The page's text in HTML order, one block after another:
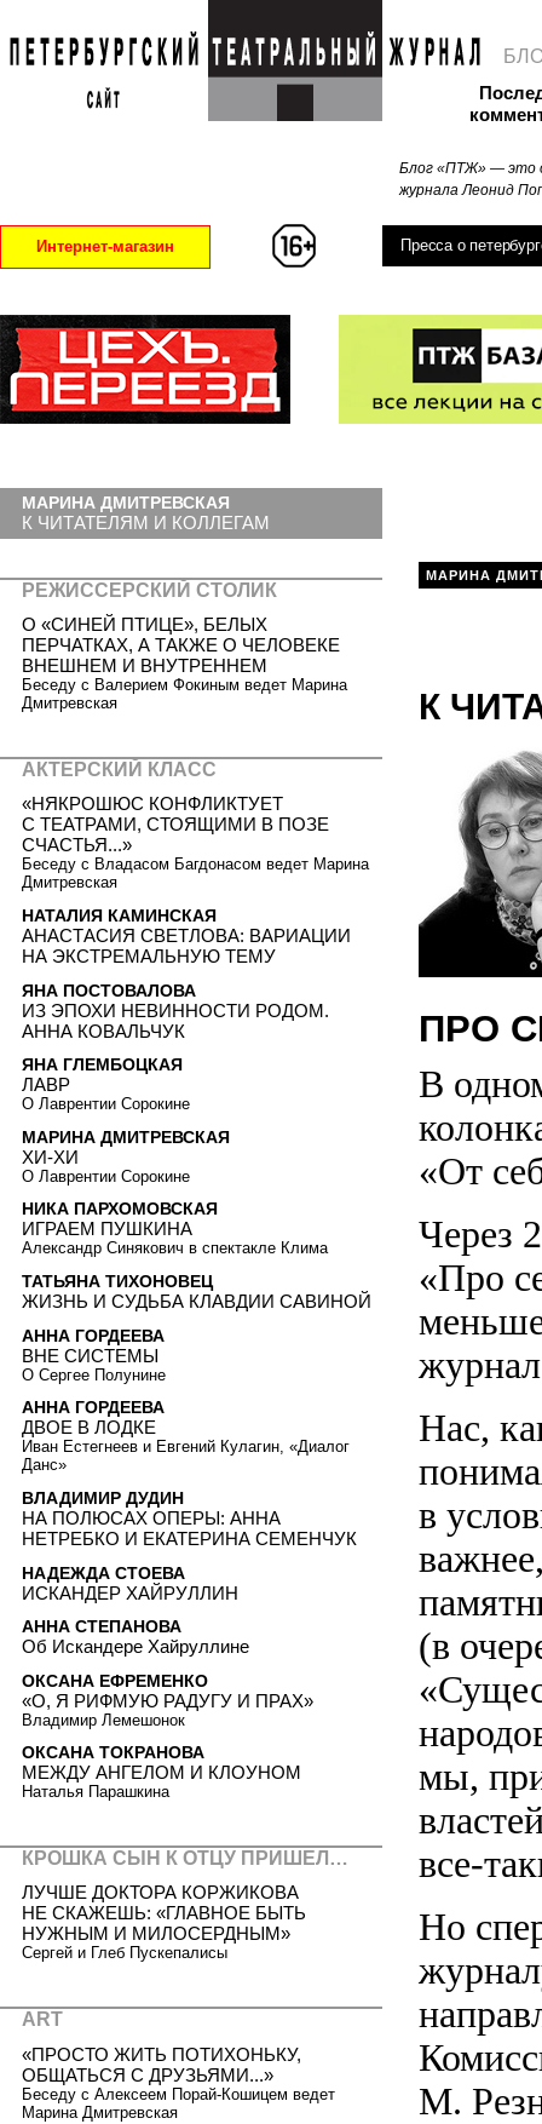
Блог «ПТЖ» — это
журнала Леонид
Интернет-магазин Пресса о
МАРИНА
К
ПРО
В
«От
Через
«Про
Нас,
в
(в
мы,
все-
Но
М.
МАРИНА ДМИТРЕВСКАЯ
К ЧИТАТЕЛЯМ И КОЛЛЕГАМ
РЕЖИССЕРСКИЙ СТОЛИК
О «СИНЕЙ ПТИЦЕ», БЕЛЫХ
ПЕРЧАТКАХ, А ТАКЖЕ О ЧЕЛОВЕКЕ
ВНЕШНЕМ И ВНУТРЕННЕМ
Беседу с Валерием Фокиным ведет Марина
Дмитревская
АКТЕРСКИЙ КЛАСС
«НЯКРОШЮС КОНФЛИКТУЕТ
С ТЕАТРАМИ, СТОЯЩИМИ В ПОЗЕ
СЧАСТЬЯ...»
Беседу с Владасом Багдонасом ведет Марина
Дмитревская
НАТАЛИЯ КАМИНСКАЯ
АНАСТАСИЯ СВЕТЛОВА: ВАРИАЦИИ
НА ЭКСТРЕМАЛЬНУЮ ТЕМУ
ЯНА ПОСТОВАЛОВА
ИЗ ЭПОХИ НЕВИННОСТИ РОДОМ.
АННА КОВАЛЬЧУК
ЯНА ГЛЕМБОЦКАЯ
ЛАВР
О Лаврентии Сорокине
МАРИНА ДМИТРЕВСКАЯ
ХИ-ХИ
О Лаврентии Сорокине
НИКА ПАРХОМОВСКАЯ
ИГРАЕМ ПУШКИНА
Александр Синякович в спектакле Клима
ТАТЬЯНА ТИХОНОВЕЦ
ЖИЗНЬ И СУДЬБА КЛАВДИИ САВИНОЙ
АННА ГОРДЕЕВА
ВНЕ СИСТЕМЫ
О Сергее Полунине
АННА ГОРДЕЕВА
ДВОЕ В ЛОДКЕ
Иван Естегнеев и Евгений Кулагин, «Диалог
Данс»
ВЛАДИМИР ДУДИН
НА ПОЛЮСАХ ОПЕРЫ: АННА
НЕТРЕБКО И ЕКАТЕРИНА СЕМЕНЧУК
НАДЕЖДА СТОЕВА
ИСКАНДЕР ХАЙРУЛЛИН
АННА СТЕПАНОВА
Об Искандере Хайруллине
ОКСАНА ЕФРЕМЕНКО
«О, Я РИФМУЮ РАДУГУ И ПРАХ»
Владимир Лемешонок
ОКСАНА ТОКРАНОВА
МЕЖДУ АНГЕЛОМ И КЛОУНОМ
Наталья Парашкина
КРОШКА СЫН К ОТЦУ ПРИШЕЛ…
ЛУЧШЕ ДОКТОРА КОРЖИКОВА
НЕ СКАЖЕШЬ: «ГЛАВНОЕ БЫТЬ
НУЖНЫМ И МИЛОСЕРДНЫМ»
Сергей и Глеб Пускепалисы
ART
«ПРОСТО ЖИТЬ ПОТИХОНЬКУ,
ОБЩАТЬСЯ С ДРУЗЬЯМИ...»
Беседу с Алексеем Порай-Кошицем ведет
Марина Дмитревская